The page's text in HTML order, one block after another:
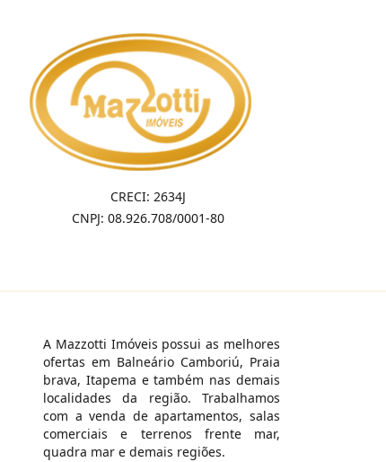
CRECI: 2634J
CNPJ: 08.926.708/0001-80
A Mazzotti Imóveis possui as melhores
ofertas em Balneário Camboriú, Praia
brava, Itapema e também nas demais
localidades da região. Trabalhamos
com a venda de apartamentos, salas
comerciais e terrenos frente mar,
quadra mar e demais regiões.